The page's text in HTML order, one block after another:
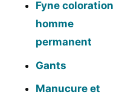
Fyne coloration
homme
permanent
Gants
Manucure et